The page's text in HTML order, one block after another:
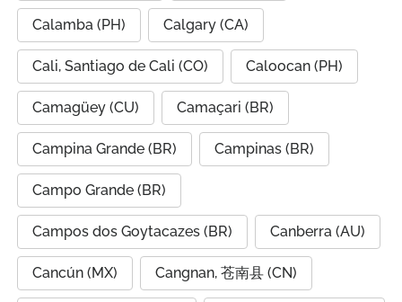
Calamba (PH) Calgary (CA)
Cali, Santiago de Cali (CO) Caloocan (PH)
Camagüey (CU) Camaçari (BR)
Campina Grande (BR) Campinas (BR)
Campo Grande (BR)
Campos dos Goytacazes (BR) Canberra (AU)
Cancún (MX) Cangnan, 苍南县 (CN)